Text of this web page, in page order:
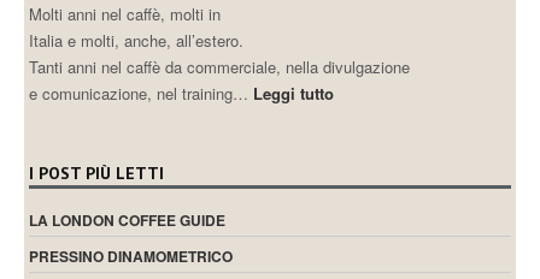
Molti anni nel caffè, molti in
Italia e molti, anche, all’estero.
Tanti anni nel caffè da commerciale, nella divulgazione
e comunicazione, nel training… Leggi tutto
I POST PIÙ LETTI
LA LONDON COFFEE GUIDE
PRESSINO DINAMOMETRICO